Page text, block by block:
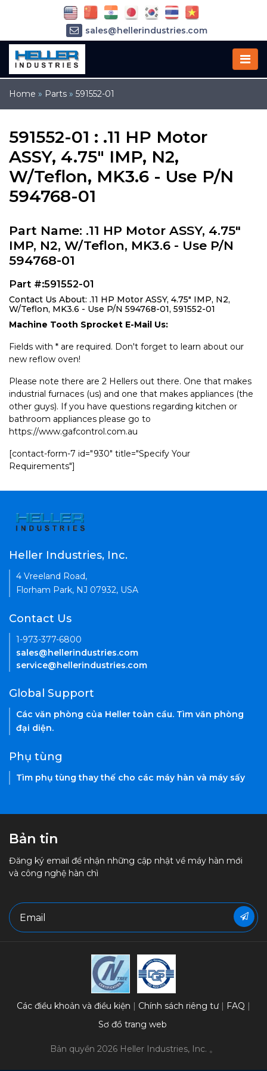
Home » Parts » 591552-01
591552-01 : .11 HP Motor
ASSY, 4.75" IMP, N2,
W/Teflon, MK3.6 - Use P/N
594768-01
Part Name: .11 HP Motor ASSY, 4.75"
IMP, N2, W/Teflon, MK3.6 - Use P/N
594768-01
Part #:591552-01
Contact Us About: .11 HP Motor ASSY, 4.75" IMP, N2,
W/Teflon, MK3.6 - Use P/N 594768-01, 591552-01
Machine Tooth Sprocket E-Mail Us:
Fields with * are required. Don't forget to learn about our
new reflow oven!
Please note there are 2 Hellers out there. One that makes
industrial furnaces (us) and one that makes appliances (the
other guys). If you have questions regarding kitchen or
bathroom appliances please go to
https://www.gafcontrol.com.au
[contact-form-7 id="930" title="Specify Your
Requirements"]
sales@hellerindustries.com
service@hellerindustries.com
Heller Industries, Inc.
4 Vreeland Road,
Florham Park, NJ 07932, USA
Contact Us
1-973-377-6800
sales@hellerindustries.com
service@hellerindustries.com
Global Support
Các văn phòng của Heller toàn cầu. Tìm văn phòng
đại diện.
Phụ tùng
Tìm phụ tùng thay thế cho các máy hàn và máy sấy
Bản tin
Đăng ký email để nhận những cập nhật về máy hàn mới
và công nghệ hàn chì
Các điều khoản và điều kiện Chính sách riêng tư
FAQ
Sơ đồ trang web
Bản quyền 2026 Heller Industries, Inc. 。